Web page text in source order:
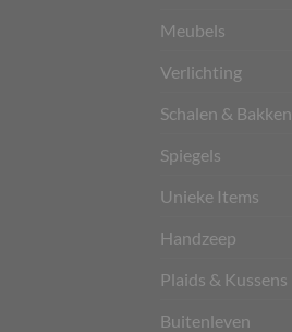
Meubels
Verlichting
Schalen & Bakken
Spiegels
Unieke Items
Handzeep
Plaids & Kussens
Buitenleven